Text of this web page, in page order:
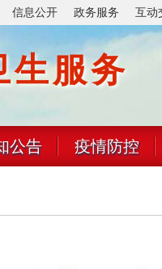
信息公开 政务服务 互动
生服务
公告 疫情防控